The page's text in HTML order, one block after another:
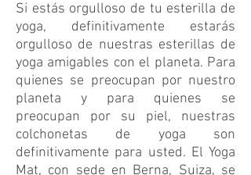
Si estás orgulloso de tu esterilla de
yoga, definitivamente estarás
orgulloso de nuestras esterillas de
yoga amigables con el planeta. Para
quienes se preocupan por nuestro
planeta y para quienes se
preocupan por su piel, nuestras
colchonetas de yoga son
definitivamente para usted. El Yoga
Mat, con sede en Berna, Suiza, se